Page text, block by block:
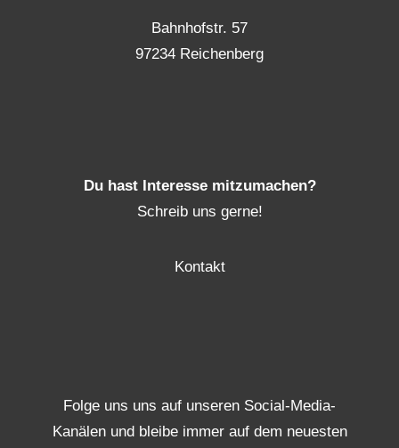
Bahnhofstr. 57
97234 Reichenberg
Du hast Interesse mitzumachen?
Schreib uns gerne!
Kontakt
Folge uns uns auf unseren Social-Media-
Kanälen und bleibe immer auf dem neuesten